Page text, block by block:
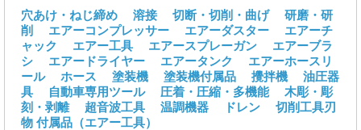
穴あけ・ねじ締め 溶接 切断・切削・曲げ
研磨・研
削
エアーコンプレッサー エアーダスター
エアーチ
ャック
エアー工具 エアースプレーガン
エアーブラ
シ
エアードライヤー エアータンク
エアーホースリ
ール
ホース 塗装機 塗装機付属品 攪拌機
油圧器
具
自動車専用ツール 圧着・圧縮・多機能
木彫・彫
刻・剥離
超音波工具 温調機器 ドレン
切削工具刃
物 付属品（エアー工具）